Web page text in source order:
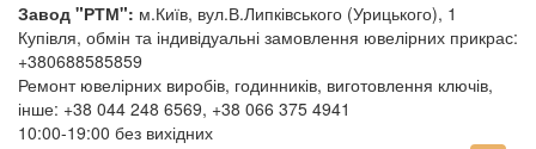
Завод "РТМ": м.Київ, вул.В.Липківського (Урицького), 1
Купівля, обмін та індивідуальні замовлення ювелірних прикрас:
+380688585859
Ремонт ювелірних виробів, годинників, виготовлення ключів,
інше: +38 044 248 6569, +38 066 375 4941
10:00-19:00 без вихідних